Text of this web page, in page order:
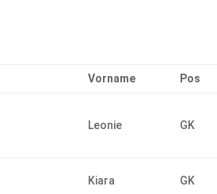
Vorname Pos
Leonie GK
Kiara GK